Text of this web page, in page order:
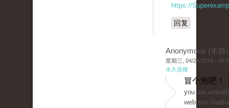
https://
回复
Anonymous (未验
星期三, 04/24/2019 -
永久连接
冒个泡吧！
you are
web site